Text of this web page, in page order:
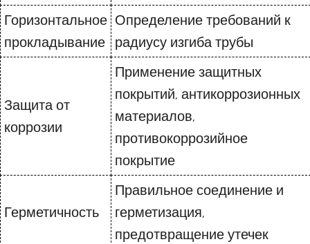
Горизонтальное
прокладывание
Определение требований к
радиусу изгиба трубы
Защита от
коррозии
Применение защитных
покрытий, антикоррозионных
материалов,
противокоррозийное
покрытие
Герметичность
Правильное соединение и
герметизация,
предотвращение утечек